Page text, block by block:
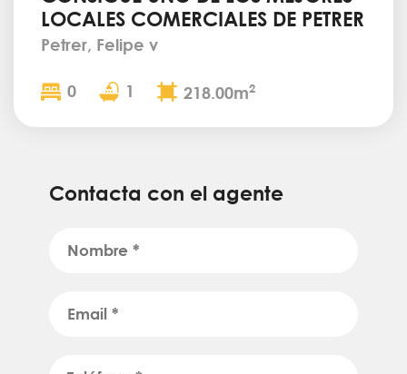
LOCALES COMERCIALES DE PETRER
Petrer, Felipe v
0 1 218.00m2
Contacta con el agente